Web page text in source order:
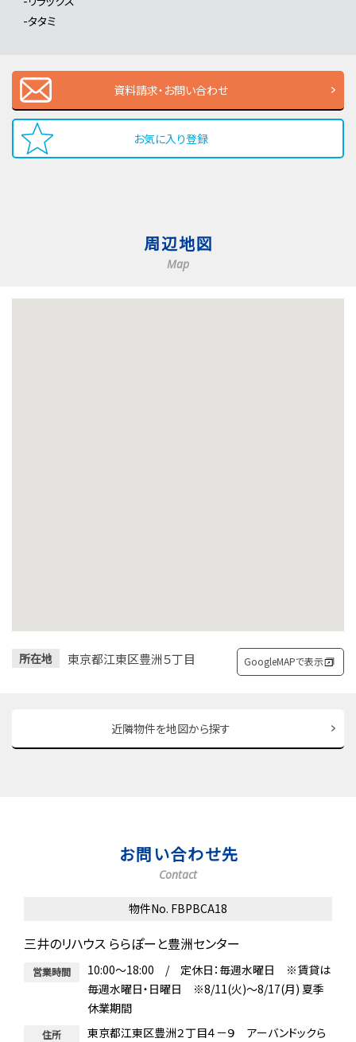
-タタミ
資料請求・お問い合わせ
お気に入り登録
周辺地図
Map
所在地 東京都江東区豊洲５丁目 GoogleMAPで表示
近隣物件を地図から探す
お問い合わせ先
Contact
物件No. FBPBCA18
三井のリハウス ららぽーと豊洲センター
営業時間
10:00～18:00 / 定休日：毎週水曜日 ※賃貸は
毎週水曜日・日曜日 ※8/11(火)～8/17(月) 夏季
休業期間
住所
東京都江東区豊洲２丁目４－９ アーバンドックら